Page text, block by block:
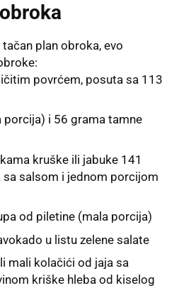
plan obroka, evo
povrćem, posuta sa 113
porcija) i 56 grama tamne
kruške ili jabuke 141
salsom i jednom porcijom
od piletine (mala porcija)
u listu zelene salate
mali kolačići od jaja sa
kriške hleba od kiselog